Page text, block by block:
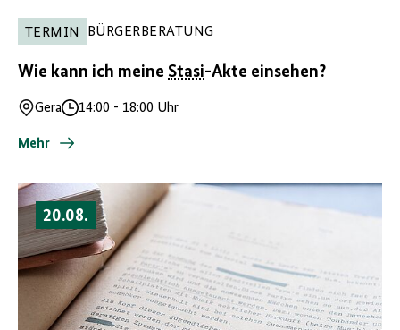
TERMIN BÜRGERBERATUNG
Wie kann ich meine Stasi-Akte einsehen?
Ort
Gera
Uhrzeit
14:00 - 18:00 Uhr
Mehr
20.08.